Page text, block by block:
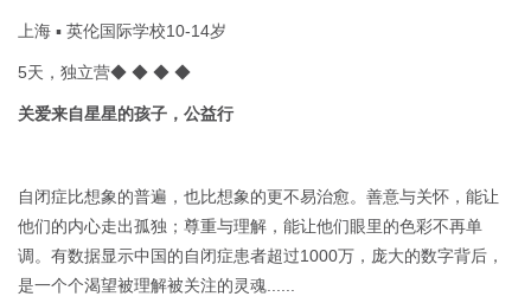
上海 ▪ 英伦国际学校10-14岁
5天，独立营◆ ◆ ◆ ◆
关爱来自星星的孩子，公益行
自闭症比想象的普遍，也比想象的更不易治愈。善意与关怀，能让
他们的内心走出孤独；尊重与理解，能让他们眼里的色彩不再单
调。有数据显示中国的自闭症患者超过1000万，庞大的数字背后，
是一个个渴望被理解被关注的灵魂......